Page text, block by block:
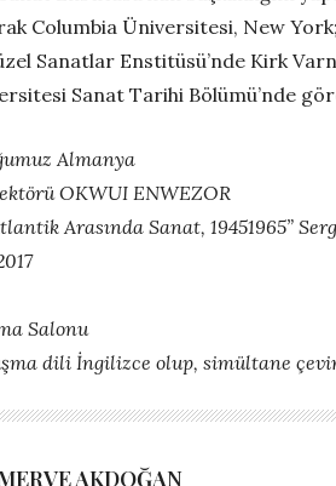
Columbia Üniversitesi, New
Sanatlar Enstitüsü’nde Kirk
Sanat Tarihi Bölümü’nde
Almanya
OKWUI ENWEZOR
Arasında Sanat, 1945­1965”
Salonu
dili İngilizce olup, simültane
AKDOĞAN